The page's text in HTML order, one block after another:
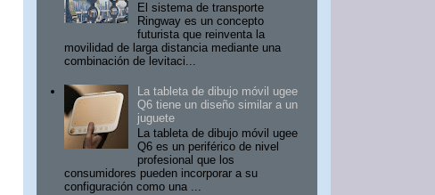
El sistema de transporte
Ringway es un concepto
futurista que reinventa la
movilidad de larga distancia mediante una
combinación de levitaci...
La tableta de dibujo móvil ugee
Q6 tiene un diseño similar a un
juguete
La tableta de dibujo móvil ugee
Q6 es un periférico de nivel
profesional que los
consumidores pueden incorporar a su
configuración como una ...